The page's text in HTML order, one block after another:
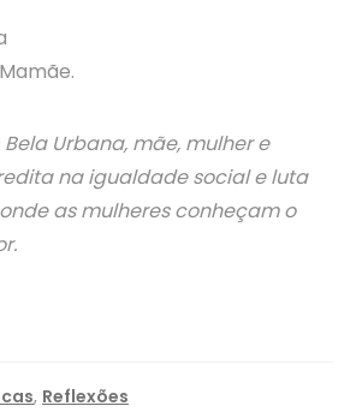
Urbana, mãe, mulher e
na igualdade social e luta
as mulheres conheçam o
, Reflexões